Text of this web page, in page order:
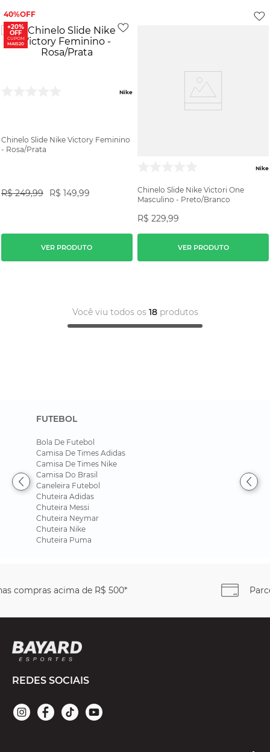
40%
+20%
OFF
CUPOM
MAIS20
Nike
Chinelo Slide Nike Victory Feminino
- Rosa/Prata
R$ 249,99 R$ 149,99
VER PRODUTO
Nike
Chinelo Slide Nike Victori One
Masculino - Preto/Branco
R$ 229,99
VER PRODUTO
Você viu todos os 18produtos
FUTEBOL
Bola De Futebol
Camisa De Times Adidas
Camisa De Times Nike
Camisa Do Brasil
Caneleira Futebol
Chuteira Adidas
Chuteira Messi
Chuteira Neymar
Chuteira Nike
Chuteira Puma
Parcele em até
REDES SOCIAIS